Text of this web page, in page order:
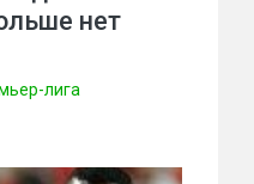
нет
лига